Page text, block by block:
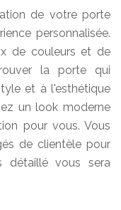
de votre porte
personnalisée.
de couleurs et de
la porte qui
et à l'esthétique
un look moderne
pour vous. Vous
de clientèle pour
détaillé vous sera